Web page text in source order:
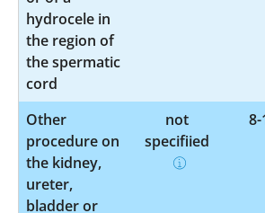
hydrocele in
the region of
the spermatic
cord
Other
procedure on
the kidney,
ureter,
bladder or
not
specified
8-